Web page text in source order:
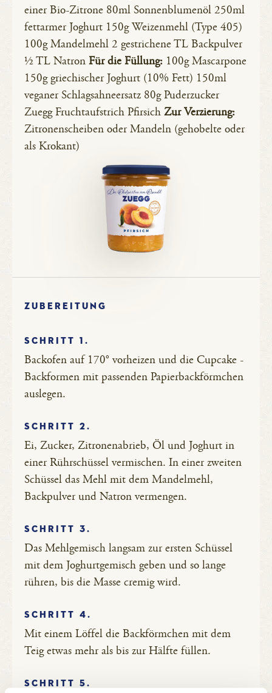
einer Bio-Zitrone 80ml Sonnenblumenöl 250ml
fettarmer Joghurt 150g Weizenmehl (Type 405)
100g Mandelmehl 2 gestrichene TL Backpulver
½ TL Natron Für die Füllung: 100g Mascarpone
150g griechischer Joghurt (10% Fett) 150ml
veganer Schlagsahneersatz 80g Puderzucker
Zuegg Fruchtaufstrich Pfirsich Zur Verzierung:
Zitronenscheiben oder Mandeln (gehobelte oder
als Krokant)
ZUBEREITUNG
SCHRITT 1.
Backofen auf 170° vorheizen und die Cupcake -
Backformen mit passenden Papierbackförmchen
auslegen.
SCHRITT 2.
Ei, Zucker, Zitronenabrieb, Öl und Joghurt in
einer Rührschüssel vermischen. In einer zweiten
Schüssel das Mehl mit dem Mandelmehl,
Backpulver und Natron vermengen.
SCHRITT 3.
Das Mehlgemisch langsam zur ersten Schüssel
mit dem Joghurtgemisch geben und so lange
rühren, bis die Masse cremig wird.
SCHRITT 4.
Mit einem Löffel die Backförmchen mit dem
Teig etwas mehr als bis zur Hälfte füllen.
SCHRITT 5.